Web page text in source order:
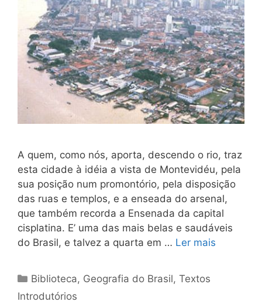
A quem, como nós, aporta, descendo o rio, traz
esta cidade à idéia a vista de Montevidéu, pela
sua posição num promontório, pela disposição
das ruas e templos, e a enseada do arsenal,
que também recorda a Ensenada da capital
cisplatina. E’ uma das mais belas e saudáveis
do Brasil, e talvez a quar­ta em … Ler mais
Categorias
Biblioteca, Geografia do Brasil,Textos
Introdutórios